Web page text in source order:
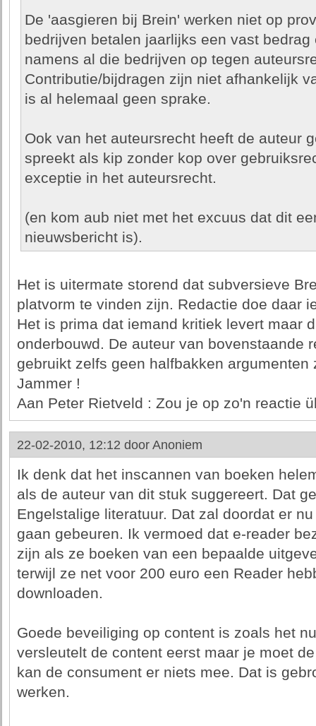
De 'aasgieren bij Brein' werken niet op
bedrijven betalen jaarlijks een vast
namens al die bedrijven op tegen
Contributie/bijdragen zijn niet afhankelijk
is al helemaal geen sprake.
Ook van het auteursrecht heeft de auteur
spreekt als kip zonder kop over
exceptie in het auteursrecht.
(en kom aub niet met het excuus dat dit
nieuwsbericht is).
Het is uitermate storend dat subversieve
platvorm te vinden zijn. Redactie doe daar
Het is prima dat iemand kritiek levert maar
onderbouwd. De auteur van bovenstaande
gebruikt zelfs geen halfbakken argumenten
Jammer !
Aan Peter Rietveld : Zou je op zo'n reactie
22-02-2010, 12:12 door Anoniem
Ik denk dat het inscannen van boeken
als de auteur van dit stuk suggereert. Dat
Engelstalige literatuur. Dat zal doordat er
gaan gebeuren. Ik vermoed dat e-reader
zijn als ze boeken van een bepaalde
terwijl ze net voor 200 euro een Reader
downloaden.
Goede beveiliging op content is zoals het
versleutelt de content eerst maar je moet
kan de consument er niets mee. Dat is
werken.